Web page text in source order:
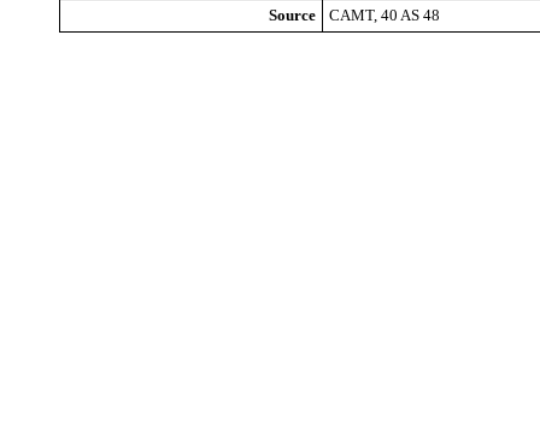
Source
CAMT, 40 AS 48